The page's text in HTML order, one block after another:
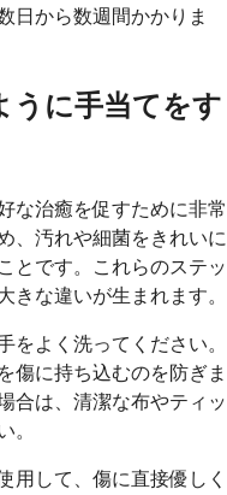
日から数週間かかりま
うに手当てをす
な治癒を促すために非常
、汚れや細菌をきれいに
とです。これらのステッ
きな違いが生まれます。
をよく洗ってください。
傷に持ち込むのを防ぎま
合は、清潔な布やティッ
。
用して、傷に直接優しく